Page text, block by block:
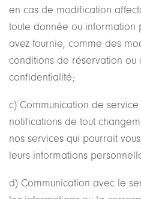
en cas de modification
toute donnée ou information
avez fournie, comme des
conditions de réservation ou
confidentialité;
c) Communication de
notifications de tout
nos services qui pourrait
leurs informations
d) Communication avec le